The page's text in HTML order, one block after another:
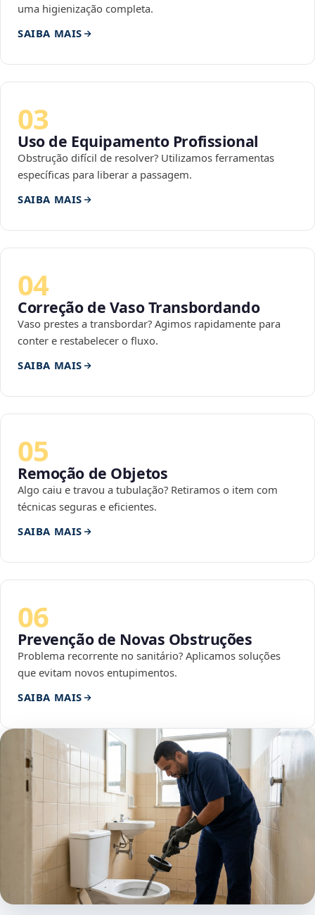
uma higienização completa.
SAIBA MAIS
03
Uso de Equipamento Profissional
Obstrução difícil de resolver? Utilizamos ferramentas
específicas para liberar a passagem.
SAIBA MAIS
04
Correção de Vaso Transbordando
Vaso prestes a transbordar? Agimos rapidamente para
conter e restabelecer o fluxo.
SAIBA MAIS
05
Remoção de Objetos
Algo caiu e travou a tubulação? Retiramos o item com
técnicas seguras e eficientes.
SAIBA MAIS
06
Prevenção de Novas Obstruções
Problema recorrente no sanitário? Aplicamos soluções
que evitam novos entupimentos.
SAIBA MAIS